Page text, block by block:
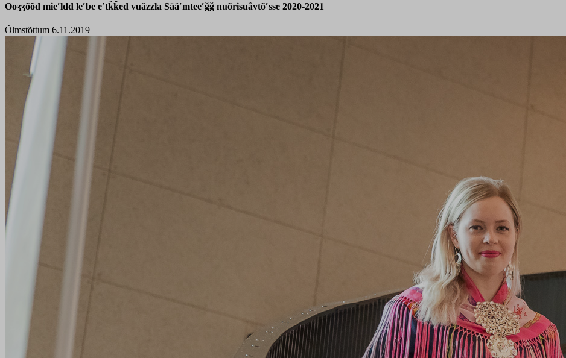
Ooʒʒõõđ mieʹldd leʹbe eʹtǩǩed vuäzzla Sääʹmteeʹǧǧ nuõrisuåvtõʹsse 2020-2021
Õlmstõttum 6.11.2019